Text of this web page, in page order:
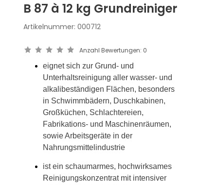
B 87 à 12 kg Grundreiniger
Artikelnummer: 000712
Anzahl Bewertungen: 0
eignet sich zur Grund- und
Unterhaltsreinigung aller wasser- und
alkalibeständigen Flächen, besonders
in Schwimmbädern, Duschkabinen,
Großküchen, Schlachtereien,
Fabrikations- und Maschinenräumen,
sowie Arbeitsgeräte in der
Nahrungsmittelindustrie
ist ein schaumarmes, hochwirksames
Reinigungskonzentrat mit intensiver